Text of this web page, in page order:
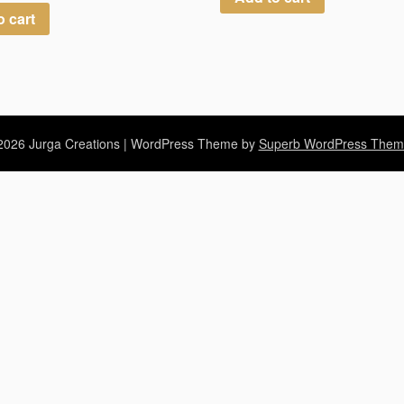
cart
Jurga Creations | WordPress Theme by Superb WordPress